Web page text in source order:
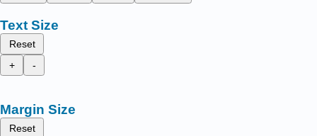
Text Size
Reset
+
-
Margin Size
Reset